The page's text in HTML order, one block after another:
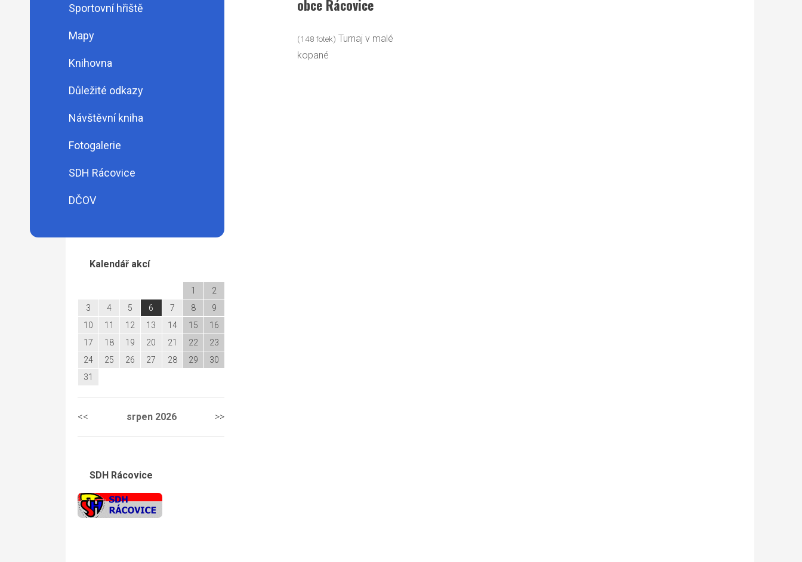
Sportovní hřiště
Mapy
Knihovna
Důležité odkazy
Návštěvní kniha
Fotogalerie
SDH Rácovice
DČOV
Kalendář akcí
1
2
3
4 5 6 7 8
9
10
11 12 13 14 15
16
17
18 19 20 21 22
23
24
25 26 27 28 29
30
31
<< srpen 2026 >>
SDH Rácovice
obce Rácovice
(148 fotek) Turnaj v malé
kopané